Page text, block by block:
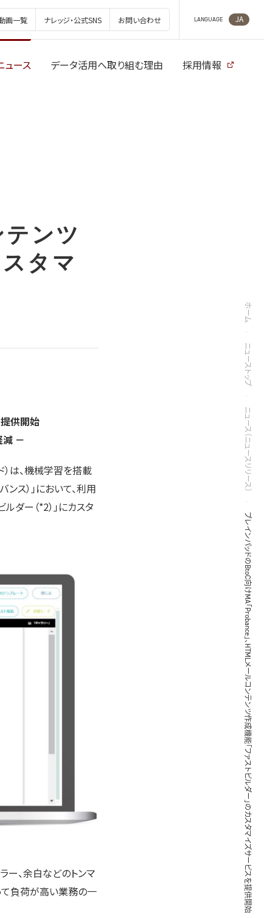
画一覧 ナレッジ・公式SNS お問い合わせ LANGUAGE JA
ュース データ活用へ取り組む理由 採用情報
ンツ
タマ
ホーム
ニューストップ
ニュース（ニュースリリース）
ブレインパッドのBtoC向けMA「Probance」、HTMLメールコンテンツ作成機能「ファストビルダー」のカスタマイズサービスを提供開始
提供開始
－
）は、機械学習を搭載
ス）」において、利用
ダー（*2）」にカスタ
ー、余白などのトンマ
て負荷が高い業務の一